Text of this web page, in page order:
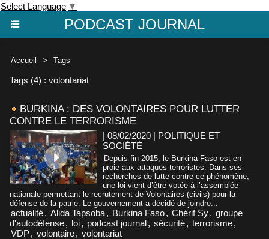
Select Language ▼
PODCAST JOURNAL
Accueil > Tags
Tags (4) : volontariat
BURKINA : DES VOLONTAIRES POUR LUTTER
CONTRE LE TERRORISME
| 08/02/2020 | POLITIQUE ET
SOCIÉTÉ
Depuis fin 2015, le Burkina Faso est en
proie aux attaques terroristes. Dans ses
recherches de lutte contre ce phénomène,
une loi vient d’être votée à l’assemblée
nationale permettant le recrutement de Volontaires (civils) pour la
défense de la patrie. Le gouvernement a décidé de joindre...
actualité, Alida Tapsoba, Burkina Faso, Chérif Sy, groupe
d'autodéfense, loi, podcast journal, sécurité, terrorisme,
VDP, volontaire, volontariat